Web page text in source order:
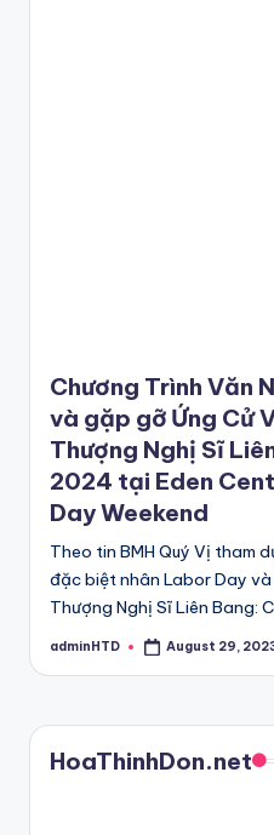
Chương Trình Văn
và gặp gỡ Ứng Cử
Thượng Nghị Sĩ
2024 tại Eden
Day Weekend
Theo tin BMH Quý Vị tham
đặc biệt nhân Labor Day
Thượng Nghị Sĩ Liên Bang:
Posted
adminHTD August 29,
HoaThinhDon.net